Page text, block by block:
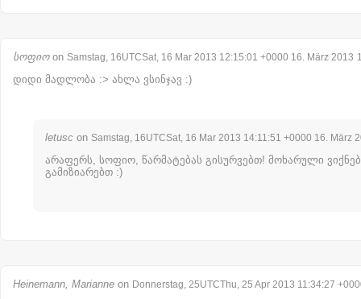
სოფიოon Samstag, 16UTCSat, 16 Mar 2013 12:15:01 +0000 16. März 2013
დიდი მადლობა :> ახლა ვსინჯავ :)
letusc on Samstag, 16UTCSat, 16 Mar 2013 14:11:51 +0000 16. März
არაფერს, სოფიო, წარმატებას გისურვებთ! მოხარული
გამიზიარებთ :)
Heinemann, Marianne on Donnerstag, 25UTCThu, 25 Apr 2013 11:34:27